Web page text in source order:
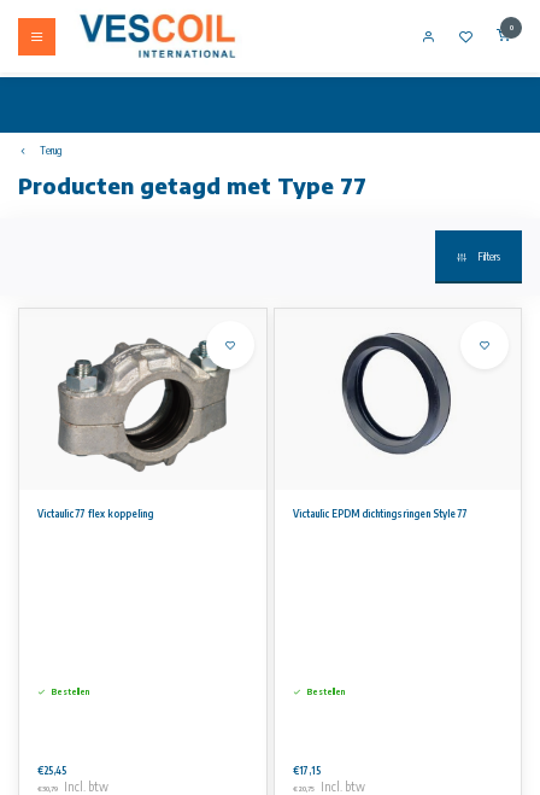
0
Terug
Producten getagd met Type 77
Filters
Victaulic 77 flex koppeling
Bestellen
€25,45
€30,79 Incl. btw
Victaulic EPDM dichtingsringen Style 77
Bestellen
€17,15
€20,75 Incl. btw